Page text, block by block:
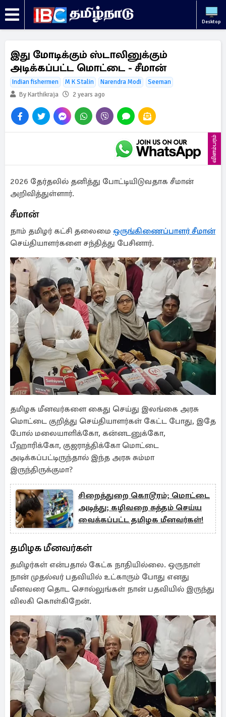
Desktop
இது மோடிக்கும் ஸ்டாலினுக்கும்
அடிக்கப்பட்ட மொட்டை - சீமான்
Indian fishermen M K Stalin Narendra Modi
Seeman
By Karthikraja
2 years ago
விளம்பரம்
2026 தேர்தலில் தனித்து போட்டியிடுவதாக சீமான்
அறிவித்துள்ளார்.
சீமான்
நாம் தமிழர் கட்சி தலைமை ஒருங்கிணைப்பாளர் சீமான்
செய்தியாளர்களை சந்தித்து பேசினார்.
தமிழக மீனவர்களை கைது செய்து இலங்கை அரசு
மொட்டை குறித்து செய்தியாளர்கள் கேட்ட போது, இதே
போல் மலையாளிக்கோ, கன்னடனுக்கோ,
பீஹாரிக்கோ, குஜராத்திக்கோ மொட்டை
அடிக்கப்பட்டிருந்தால் இந்த அரசு சும்மா
இருந்திருக்குமா?
சிறைத்துறை கொடூரம்; மொட்டை
அடித்து; கழிவறை சுத்தம் செய்ய
வைக்கப்பட்ட தமிழக மீனவர்கள்!
தமிழக மீனவர்கள்
தமிழர்கள் என்பதால் கேட்க நாதியில்லை. ஒருநாள்
நான் முதல்வர் பதவியில் உட்காரும் போது எனது
மீனவரை தொட சொல்லுங்கள் நான் பதவியில் இருந்து
விலகி கொள்கிறேன்.